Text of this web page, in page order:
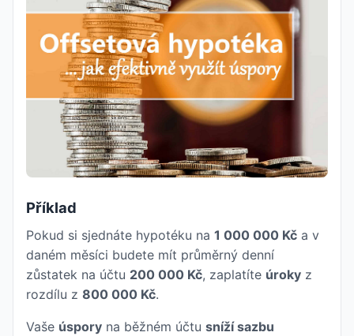
Příklad
Pokud si sjednáte hypotéku na 1 000 000 Kč a v
daném měsíci budete mít průměrný denní
zůstatek na účtu 200 000 Kč, zaplatíte úroky z
rozdílu z 800 000 Kč.
Vaše úspory na běžném účtu sníží sazbu